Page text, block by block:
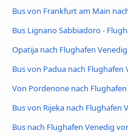
Bus von Frankfurt am Main
Bus Lignano Sabbiadoro -
Opatija nach Flughafen
Bus von Padua nach Flughafen
Von Pordenone nach
Bus von Rijeka nach Flughafen
Bus nach Flughafen Venedig